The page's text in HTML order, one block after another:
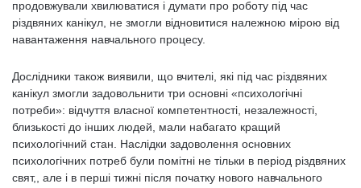
продовжували хвилюватися і думати про роботу під час
різдвяних канікул, не змогли відновитися належною мірою від
навантаження навчального процесу.
Дослідники також виявили, що вчителі, які під час різдвяних
канікул змогли задовольнити три основні «психологічні
потреби»: відчуття власної компетентності, незалежності,
близькості до інших людей, мали набагато кращий
психологічний стан. Наслідки задоволення основних
психологічних потреб були помітні не тільки в період різдвяних
свят,, але і в перші тижні після початку нового навчального